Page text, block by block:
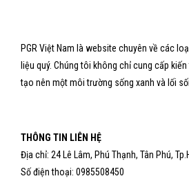
PGR Việt Nam là website chuyên về các
liệu quý. Chúng tôi không chỉ cung cấp
tạo nên một môi trường sống xanh và lối
THÔNG TIN LIÊN HỆ
Địa chỉ: 24 Lê Lâm, Phú Thạnh, Tân Phú,
Số điện thoại: 0985508450